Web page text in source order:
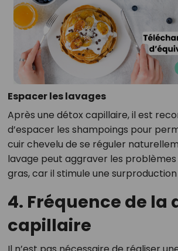
Espacer les lavages
Après une détox capillaire, il est
d’espacer les shampoings pour
cuir chevelu de se réguler
lavage peut aggraver les
gras, car il stimule une
4. Fréquence de la
capillaire